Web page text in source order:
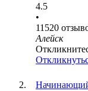
4.5
•
11520
Алейск